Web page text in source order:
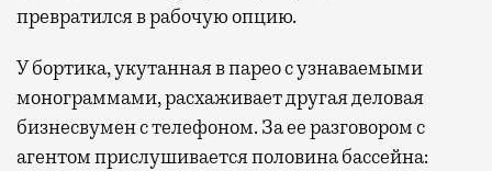
превратился в рабочую опцию.
У бортика, укутанная в парео с узнаваемыми
монограммами, расхаживает другая деловая
бизнесвумен с телефоном. За ее разговором с
агентом прислушивается половина бассейна: